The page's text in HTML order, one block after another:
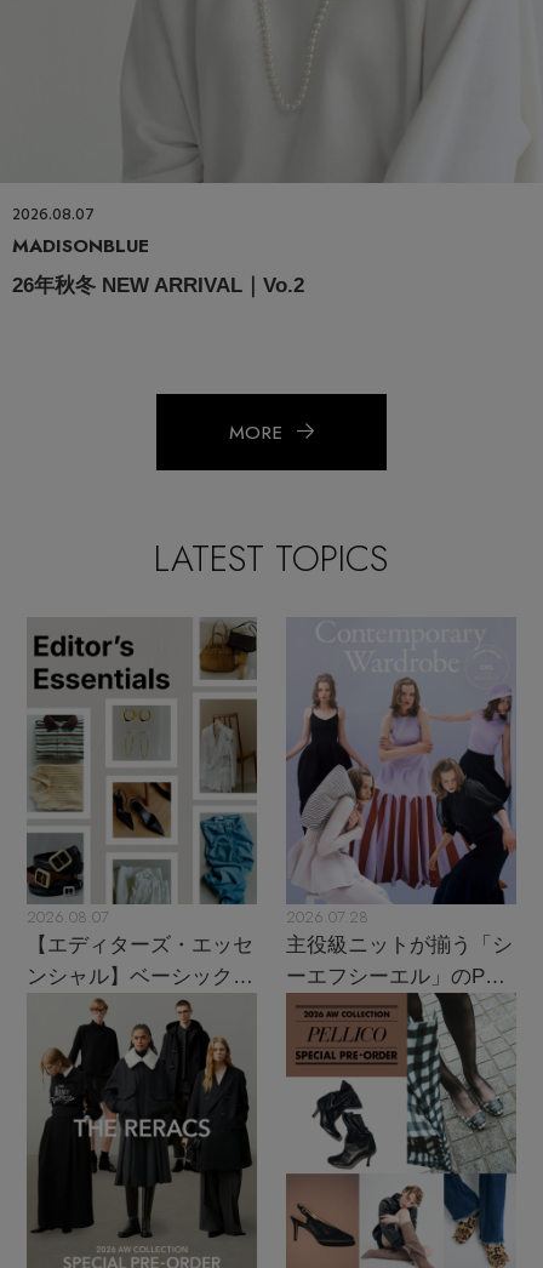
2026.08.07
MADISONBLUE
26年秋冬 NEW ARRIVAL｜Vo.2
MORE
LATEST TOPICS
2026.08.07
【エディターズ・エッセ
ンシャル】ベーシックと
トレンドが交差する16の
2026.07.28
主役級ニットが揃う「シ
ーエフシーエル」のPOP
UPがスタート